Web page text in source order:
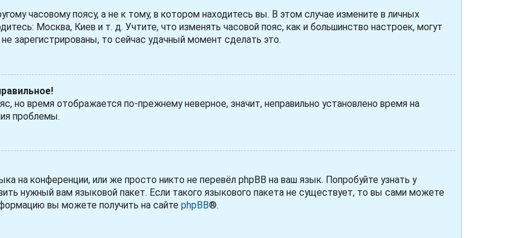
часовому поясу, а не к тому, в котором находитесь вы. В этом случае измените в личных
Москва, Киев и т. д. Учтите, что изменять часовой пояс, как и большинство настроек, могут
зарегистрированы, то сейчас удачный момент сделать это.
но время отображается по-прежнему неверное, значит, неправильно установлено время на
проблемы.
на конференции, или же просто никто не перевёл phpBB на ваш язык. Попробуйте узнать у
нужный вам языковой пакет. Если такого языкового пакета не существует, то вы сами можете
вы можете получить на сайте phpBB®.